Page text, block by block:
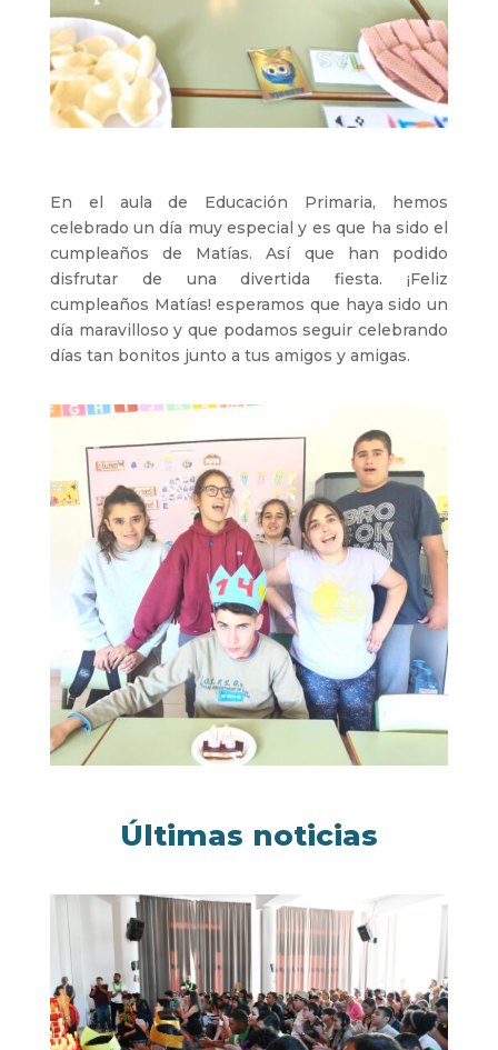
En el aula de Educación Primaria, hemos
celebrado un día muy especial y es que ha sido el
cumpleaños de Matías. Así que han podido
disfrutar de una divertida fiesta. ¡Feliz
cumpleaños Matías! esperamos que haya sido un
día maravilloso y que podamos seguir celebrando
días tan bonitos junto a tus amigos y amigas.
Últimas noticias